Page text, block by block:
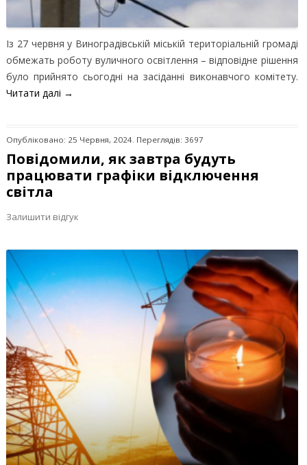
Із 27 червня у Виноградівській міській територіальній громаді
обмежать роботу вуличного освітлення – відповідне рішення
було прийнято сьогодні на засіданні виконавчого комітету.
Читати далі →
Опубліковано: 25 Червня, 2024. Переглядів: 3697
Повідомили, як завтра будуть
працювати графіки відключення
світла
Залишити відгук